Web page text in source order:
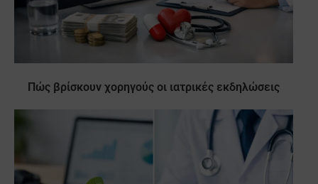
Πώς βρίσκουν χορηγούς οι ιατρικές εκδηλώσεις